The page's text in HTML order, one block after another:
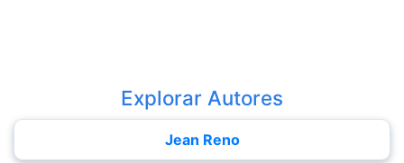
Explorar Autores
Jean Reno